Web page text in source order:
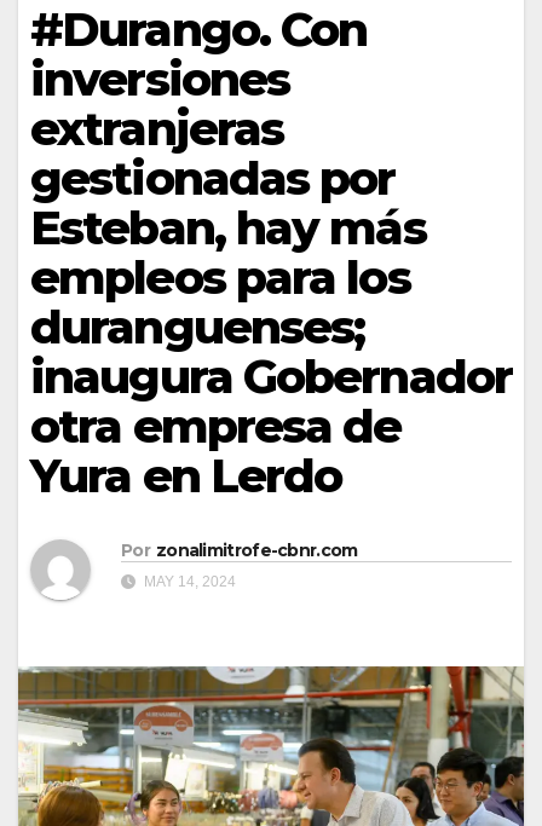
#Durango. Con
inversiones
extranjeras
gestionadas por
Esteban, hay más
empleos para los
duranguenses;
inaugura Gobernador
otra empresa de
Yura en Lerdo
Por zonalimitrofe-cbnr.com
MAY 14, 2024